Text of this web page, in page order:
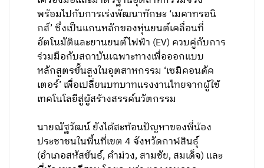
พร้อมไปกับการเร่งพัฒนาทักษะ ‘เมคาทรอนิ
กส์’ ซึ่งเป็นแกนหลักของหุ่นยนต์เคลื่อนที่
อัตโนมัติและยานยนต์ไฟฟ้า (EV) ควบคู่กับการ
ร่วมมือกับสถาบันเฉพาะทางเพื่อออกแบบ
หลักสูตรขั้นสูงในอุตสาหกรรม ‘เซมิคอนดัค
เตอร์’ เพื่อเปลี่ยนบทบาทแรงงานไทยจากผู้ใช้
เทคโนโลยีสู่ผู้สร้างสรรค์นวัตกรรม
นายณัฐวัฒน์ ยังได้สะท้อนปัญหาของพี่น้อง
ประชาชนในพื้นที่เขต 4 จังหวัดกาฬสินธุ์
(อำเภอสหัสขันธ์, คำม่วง, สามชัย, สมเด็จ) และ